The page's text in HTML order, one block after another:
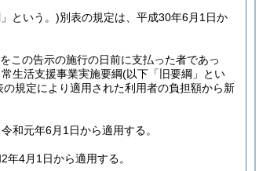
という。)別表の規定は、平成30年6月1日か
この告示の施行の日前に支払った者であっ
生活支援事業実施要綱(以下「旧要綱」とい
規定により適用された利用者の負担額から新
和元年6月1日から適用する。
4月1日から適用する。